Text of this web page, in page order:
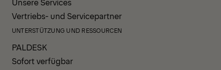
Vertriebs- und Servicepartner
UNTERSTÜTZUNG UND RESSOURCEN
PALDESK
Sofort verfügbar